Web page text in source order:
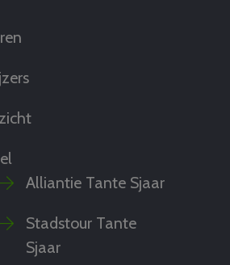
Alliantie Tante Sjaar
Stadstour Tante
Sjaar